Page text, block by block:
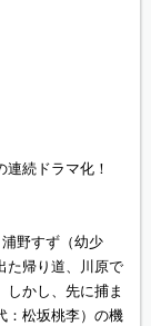
続ドラマ化！
野すず（幼少
た帰り道、川原で
かし、先に捕ま
：松坂桃李）の機